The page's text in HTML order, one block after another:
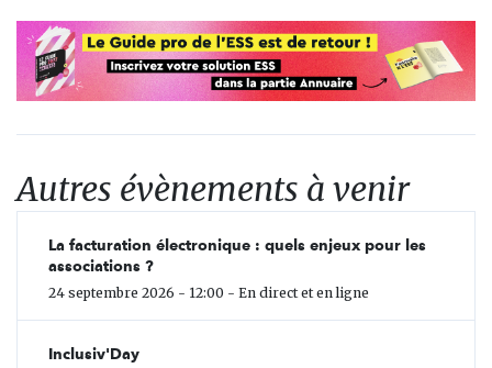
Autres évènements à venir
La facturation électronique : quels enjeux pour les
associations ?
24 septembre 2026 - 12:00 - En direct et en ligne
Inclusiv'Day